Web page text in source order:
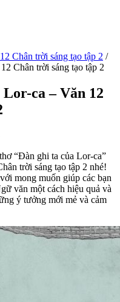
Chân trời sáng tạo tập 2 /
Chân trời sáng tạo tập 2
ca – Văn 12
“Đàn ghi ta của Lor-ca”
trời sáng tạo tập 2 nhé!
mong muốn giúp các bạn
văn một cách hiệu quả và
ý tưởng mới mẻ và cảm